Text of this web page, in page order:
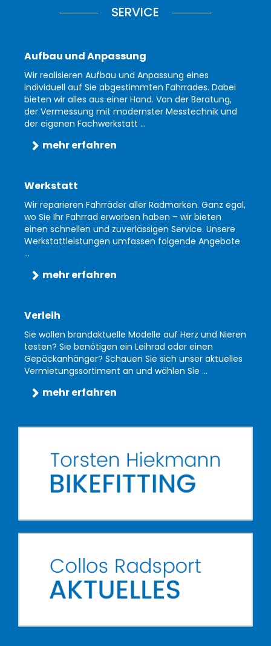
SERVICE
Aufbau und Anpassung
Wir realisieren Aufbau und Anpassung eines
individuell auf Sie abgestimmten Fahrrades. Dabei
bieten wir alles aus einer Hand. Von der Beratung,
der Vermessung mit modernster Messtechnik und
der eigenen Fachwerkstatt ...
mehr erfahren
Werkstatt
Wir reparieren Fahrräder aller Radmarken. Ganz egal,
wo Sie Ihr Fahrrad erworben haben – wir bieten
einen schnellen und zuverlässigen Service. Unsere
Werkstattleistungen umfassen folgende Angebote
...
mehr erfahren
Verleih
Sie wollen brandaktuelle Modelle auf Herz und Nieren
testen? Sie benötigen ein Leihrad oder einen
Gepäckanhänger? Schauen Sie sich unser aktuelles
Vermietungssortiment an und wählen Sie ...
mehr erfahren